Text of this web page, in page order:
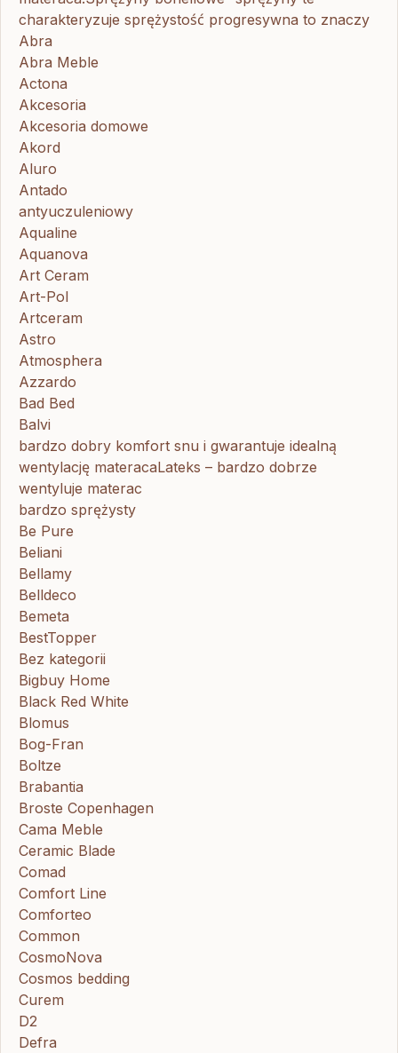
charakteryzuje sprężystość progresywna to znaczy
Abra
Abra Meble
Actona
Akcesoria
Akcesoria domowe
Akord
Aluro
Antado
antyuczuleniowy
Aqualine
Aquanova
Art Ceram
Art-Pol
Artceram
Astro
Atmosphera
Azzardo
Bad Bed
Balvi
bardzo dobry komfort snu i gwarantuje idealną
wentylację materacaLateks – bardzo dobrze
wentyluje materac
bardzo sprężysty
Be Pure
Beliani
Bellamy
Belldeco
Bemeta
BestTopper
Bez kategorii
Bigbuy Home
Black Red White
Blomus
Bog-Fran
Boltze
Brabantia
Broste Copenhagen
Cama Meble
Ceramic Blade
Comad
Comfort Line
Comforteo
Common
CosmoNova
Cosmos bedding
Curem
D2
Defra